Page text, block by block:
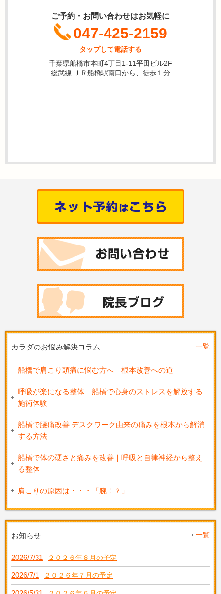
ご予約・お問い合わせはお気軽に
047-425-2159
タップして電話する
千葉県船橋市本町4丁目1-11平田ビル2F
総武線 ＪＲ船橋駅南口から、徒歩１分
カラダのお悩み解決コラム 一覧
船橋で肩こり頭痛に悩む方へ 根本改善への道
呼吸が楽になる整体 船橋で心身のストレスを解放する
施術体験
船橋で腰痛改善 デスクワーク由来の痛みを根本から解消
する方法
船橋で体の硬さと痛みを改善｜呼吸と自律神経から整え
る整体
肩こりの原因は・・・「腕！？」
お知らせ 一覧
2026/7/31 ２０２６年８月の予定
2026/7/1 ２０２６年７月の予定